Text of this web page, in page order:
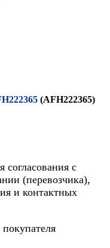
(AFH222365)
согласования с
(перевозчика),
и контактных
покупателя